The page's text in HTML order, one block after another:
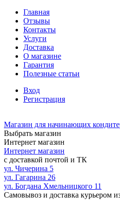
Главная
Отзывы
Контакты
Услуги
Доставка
О магазине
Гарантия
Полезные статьи
Вход
Регистрация
Магазин для начинающих
Выбрать магазин
Интернет магазин
Интернет магазин
с доставкой почтой и ТК
ул. Чичерина 5
ул. Гагарина 26
ул. Богдана Хмельницкого 11
Самовывоз и доставка курьером